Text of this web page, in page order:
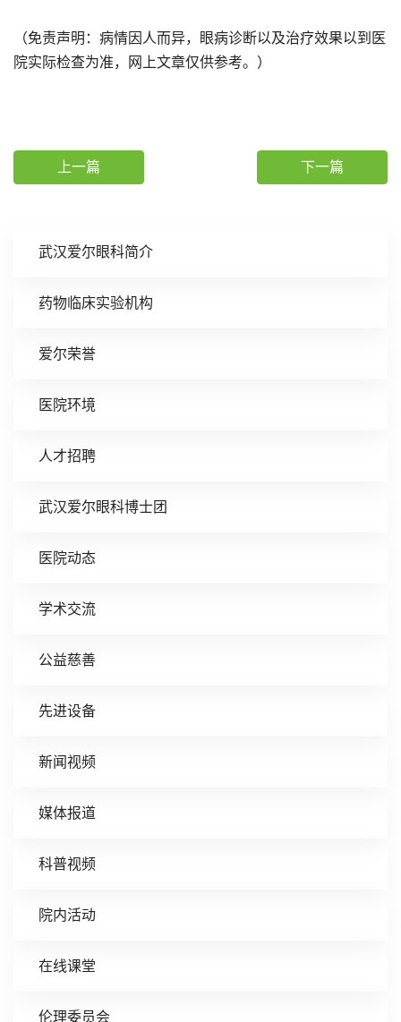
武汉爱尔眼科简介
药物临床实验机构
爱尔荣誉
医院环境
人才招聘
武汉爱尔眼科博士团
医院动态
学术交流
公益慈善
先进设备
新闻视频
媒体报道
科普视频
院内活动
在线课堂
伦理委员会
（免责声明：病情因人而异，眼病诊断以及治疗效果以到医
院实际检查为准，网上文章仅供参考。）
上一篇 下一篇